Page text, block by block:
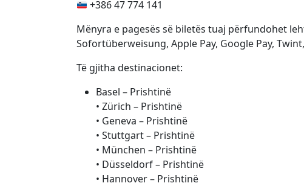
+386 47 774 141
Mënyra e pagesës së biletës tuaj përfundohet
Sofortüberweisung, Apple Pay, Google Pay,
Të gjitha destinacionet:
Basel – Prishtinë
• Zürich – Prishtinë
• Geneva – Prishtinë
• Stuttgart – Prishtinë
• München – Prishtinë
• Düsseldorf – Prishtinë
• Hannover – Prishtinë